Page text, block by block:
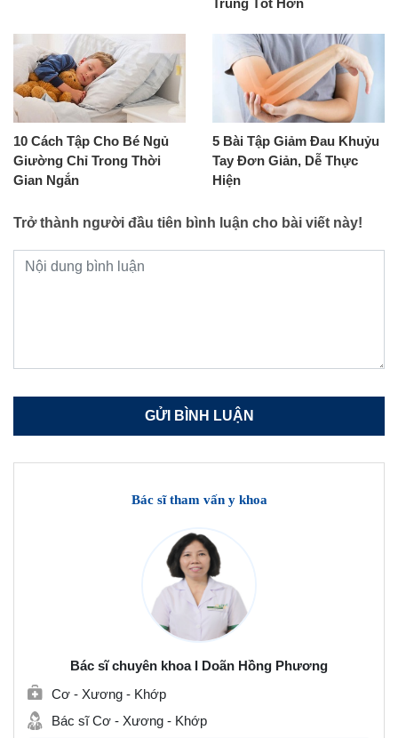
Trung Tốt Hơn
10 Cách Tập Cho Bé Ngủ
Giường Chỉ Trong Thời
Gian Ngắn
5 Bài Tập Giảm Đau Khuỷu
Tay Đơn Giản, Dễ Thực
Hiện
Trở thành người đầu tiên bình luận cho bài viết này!
Bác sĩ tham vấn y khoa
Bác sĩ chuyên khoa I Doãn Hồng Phương
Cơ - Xương - Khớp
Bác sĩ Cơ - Xương - Khớp